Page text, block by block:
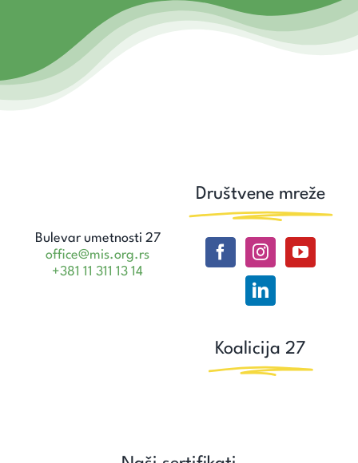
Bulevar umetnosti 27
office@mis.org.rs
+381 11 311 13 14
Društvene mreže
Koalicija 27